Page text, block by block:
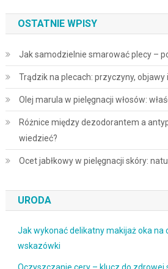
OSTATNIE WPISY
Jak samodzielnie smarować plecy –
Trądzik na plecach: przyczyny,
Olej marula w pielęgnacji włosów:
Różnice między dezodorantem a
wiedzieć?
Ocet jabłkowy w pielęgnacji skóry:
URODA
Jak wykonać delikatny makijaż oka na
wskazówki
Oczyszczanie cery – klucz do zdrowej